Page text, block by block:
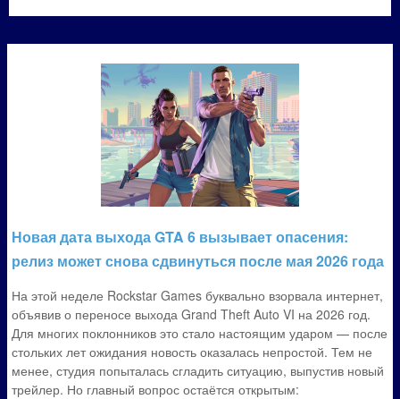
Новая дата выхода GTA 6 вызывает опасения:
релиз может снова сдвинуться после мая 2026 года
На этой неделе Rockstar Games буквально взорвала интернет,
объявив о переносе выхода Grand Theft Auto VI на 2026 год.
Для многих поклонников это стало настоящим ударом — после
стольких лет ожидания новость оказалась непростой. Тем не
менее, студия попыталась сгладить ситуацию, выпустив новый
трейлер. Но главный вопрос остаётся открытым: